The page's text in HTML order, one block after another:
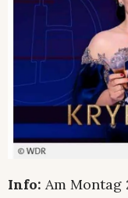
Info: Am Montag